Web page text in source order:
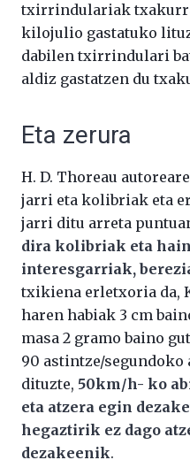
txirrindulariak
kilojulio gastatuko
dabilen txirrindulari
aldiz gastatzen du
Eta zerura
H. D. Thoreau
jarri eta kolibriak eta
jarri ditu arreta
dira kolibriak eta
interesgarriak,
txikiena erletxoria da,
haren habiak 3 cm
masa 2 gramo baino
90 astintze/
dituzte, 50km/h- ko
eta atzera egin
hegaztirik ez dago
dezakeenik.